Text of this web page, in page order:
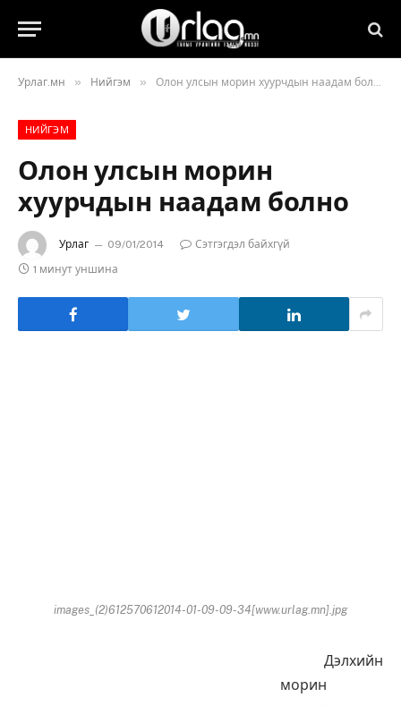
Урлаг.мн » Нийгэм » Олон улсын морин хуурчдын наадам болно
НИЙГЭМ
Олон улсын морин
хуурчдын наадам болно
Урлаг 09/01/2014
Сэтгэгдэл байхгүй
1 минут уншина
images_(2)612570612014-01-09-09-34[www.urlag.mn].jpg
Дэлхийн
морин